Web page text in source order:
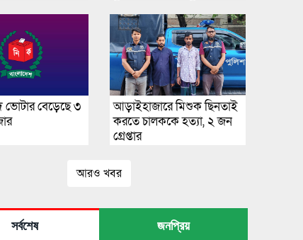
ভোটার বেড়েছে ৩
আড়াইহাজারে মিশুক ছিনতাই
করতে চালককে হত্যা, ২ জন
গ্রেপ্তার
আরও খবর
সর্বশেষ জনপ্রিয়